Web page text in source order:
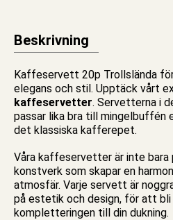
Beskrivning
Kaffeservett 20p Trollslända
elegans och stil. Upptäck vårt
kaffeservetter. Servetterna i
passar lika bra till mingelbuffén
det klassiska kafferepet.
Våra kaffeservetter är inte bara
konstverk som skapar en
atmosfär. Varje servett är
på estetik och design, för att
kompletteringen till din dukning.